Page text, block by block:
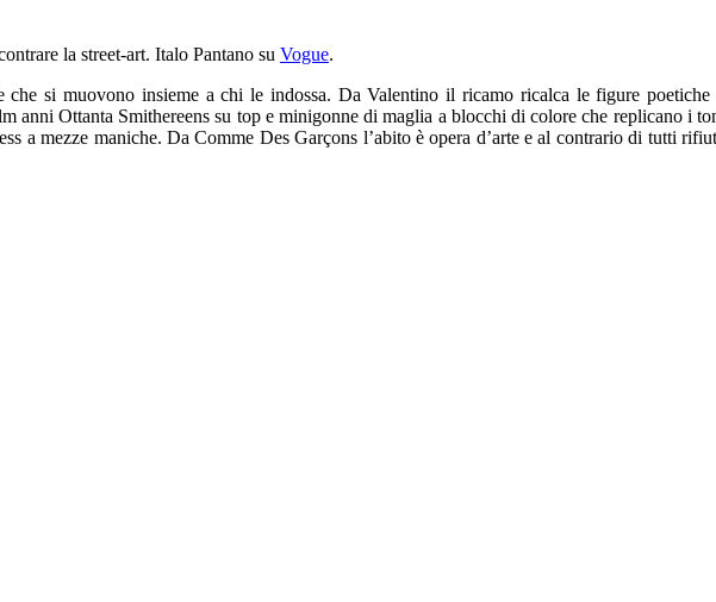
la street-art. Italo Pantano su Vogue.
si muovono insieme a chi le indossa. Da Valentino il ricamo ricalca le figure poetiche
anni Ottanta Smithereens su top e minigonne di maglia a blocchi di colore che replicano i
mezze maniche. Da Comme Des Garçons l’abito è opera d’arte e al contrario di tutti